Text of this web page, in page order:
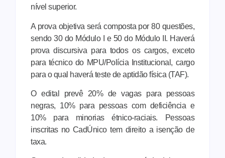
nível superior.
A prova objetiva será composta por 80 questões,
sendo 30 do Módulo I e 50 do Módulo II. Haverá
prova discursiva para todos os cargos, exceto
para técnico do MPU/Polícia Institucional, cargo
para o qual haverá teste de aptidão física (TAF).
O edital prevê 20% de vagas para pessoas
negras, 10% para pessoas com deficiência e
10% para minorias étnico-raciais. Pessoas
inscritas no CadÚnico tem direito a isenção de
taxa.